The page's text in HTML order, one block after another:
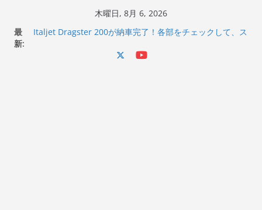
木曜日, 8月 6, 2026
最
新:
Italjet Dragster 200が納車完了！各部をチェックして、ス